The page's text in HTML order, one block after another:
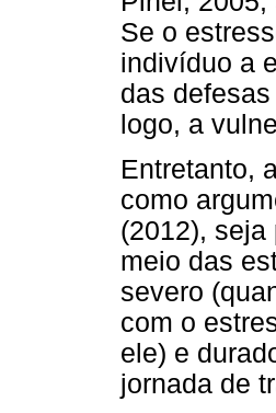
Se o
indivíduo a
das
logo, a
Entretanto,
como
(2012), seja
meio das
severo
com o
ele) e
jornada de